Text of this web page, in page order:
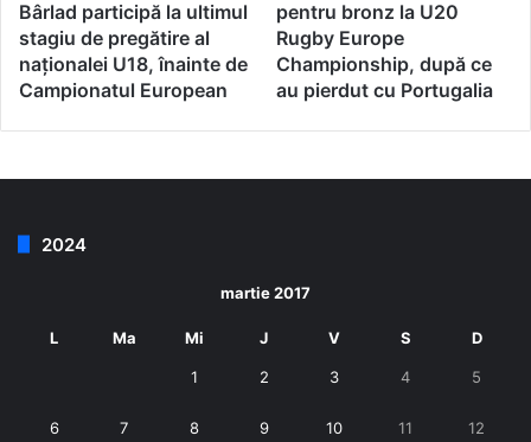
Bârlad participă la ultimul
stagiu de pregătire al
naționalei U18, înainte de
Campionatul European
pentru bronz la U20
Rugby Europe
Championship, după ce
au pierdut cu Portugalia
2024
martie 2017
L Ma Mi J V S D
1 2 3 4 5
6 7 8 9 10 11 12